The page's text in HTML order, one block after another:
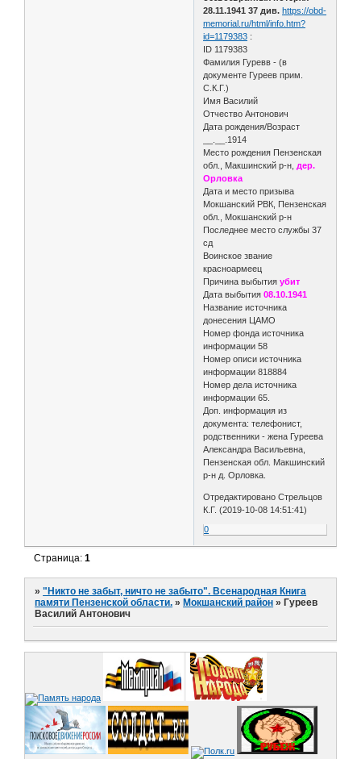
28.11.1941 37 див. https://obd-
memorial.ru/html/info.htm?
id=1179383 :
ID 1179383
Фамилия Гуревв - (в
документе Гуреев прим.
С.К.Г.)
Имя Василий
Отчество Антонович
Дата рождения/Возраст
__.__.1914
Место рождения Пензенская
обл., Макшинский р-н, дер.
Орловка
Дата и место призыва
Мокшанский РВК, Пензенская
обл., Мокшанский р-н
Последнее место службы 37
сд
Воинское звание
красноармеец
Причина выбытия убит
Дата выбытия08.10.1941
Название источника
донесения ЦАМО
Номер фонда источника
информации 58
Номер описи источника
информации 818884
Номер дела источника
информации 65.
Доп. информация из
документа: телефонист,
родственники - жена Гуреева
Александра Васильевна,
Пензенская обл. Макшинский
р-н д. Орловка.
Отредактировано Стрельцов
К.Г. (2019-10-08 14:51:41)
0
Страница:1
»"Никто не забыт, ничто не забыто". Всенародная Книга
памяти Пензенской области. » Мокшанский район » Гуреев
Василий Антонович